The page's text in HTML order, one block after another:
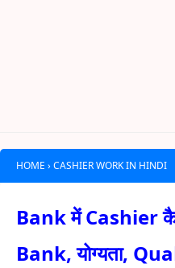
HOME › CASHIER WORK IN HINDI
Bank में Cashier
Bank, योग्यता,